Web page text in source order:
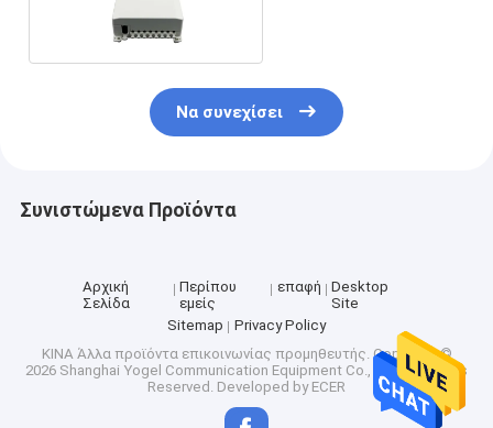
Να συνεχίσει
Συνιστώμενα Προϊόντα
Αρχική
Σελίδα
Περίπου
εμείς
επαφή
Desktop
Site
Sitemap
Privacy Policy
ΚΙΝΑ Άλλα προϊόντα επικοινωνίας προμηθευτής. Copyright ©
2026 Shanghai Yogel Communication Equipment Co., Ltd.. All Rights
Reserved. Developed by ECER